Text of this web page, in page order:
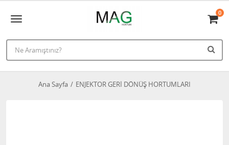
0
Ana Sayfa ENJEKTOR GERİ DÖNÜŞ HORTUMLARI